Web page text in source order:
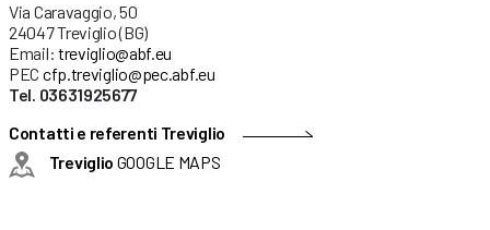
Via Caravaggio, 50
24047 Treviglio (BG)
Email: treviglio@abf.eu
PEC cfp.treviglio@pec.abf.eu
Tel. 03631925677
Contatti e referenti Treviglio
Treviglio GOOGLE MAPS